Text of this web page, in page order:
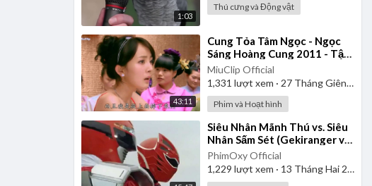
1:03
Thú cưng và Động vật
43:11
⁣Cung Tỏa Tâm Ngọc - Ngọc
Sáng Hoàng Cung 2011 - Tập
1 | Thuyết Minh
MiuClip Official
1,331 lượt xem · 27 Tháng Giêng 2025
Phim và Hoạt hình
⁣Siêu Nhân Mãnh Thú vs. Siêu
Nhân Sấm Sét (Gekiranger vs.
Boukenger) 2008 | Vietsub
PhimOxy Official
1,229 lượt xem · 13 Tháng Hai 2025